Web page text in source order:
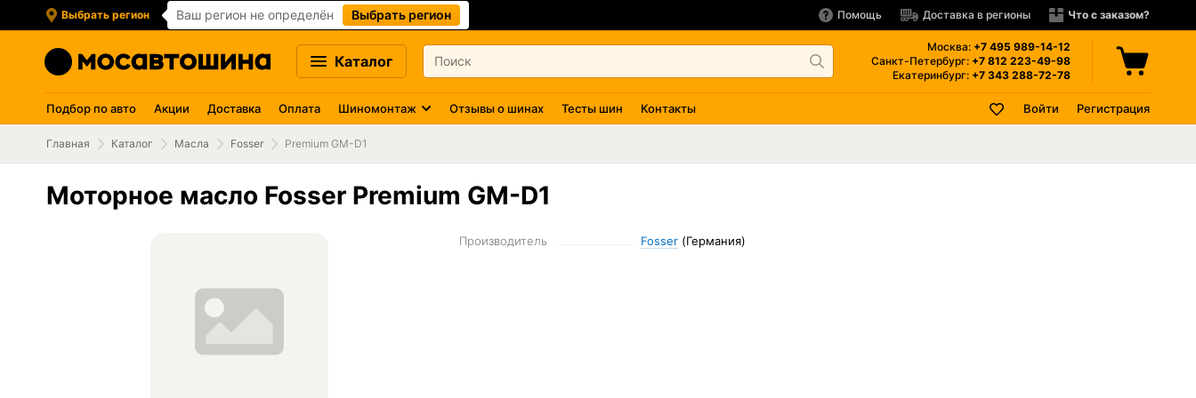
Выбрать регион Ваш регион не определён Выбрать регион Помощь Доставка в регионы Что с заказом?
Каталог
Москва: +7 495 989-14-12
Санкт-Петербург: +7 812 223-49-98
Екатеринбург: +7 343 288-72-78
Подбор по авто Акции Доставка Оплата Шиномонтаж Отзывы о шинах Тесты шин Контакты Войти Регистрация
Главная Каталог Масла Fosser Premium GM-D1
Моторное масло Fosser Premium GM-D1
Производитель Fosser (Германия)